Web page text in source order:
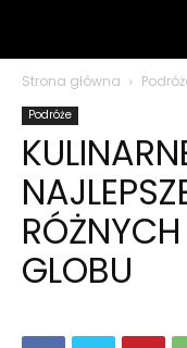
polsku
Strona główna
Podróże
GLOBU